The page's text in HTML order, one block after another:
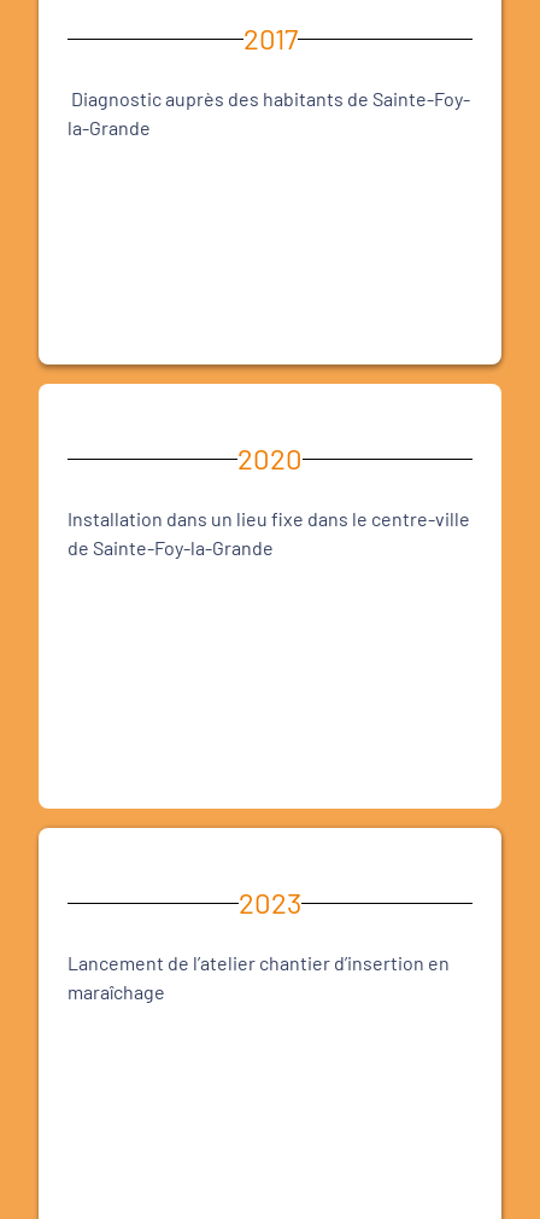
2017
Diagnostic auprès des habitants de Sainte-Foy-
la-Grande
2020
Installation dans un lieu fixe dans le centre-ville
de Sainte-Foy-la-Grande
2023
Lancement de l’atelier chantier d’insertion en
maraîchage